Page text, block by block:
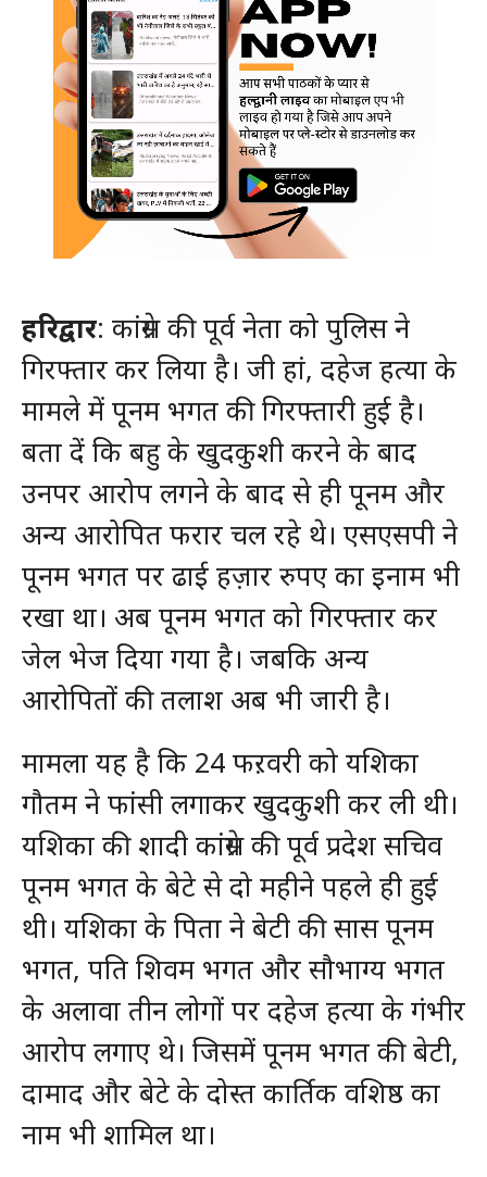
हरिद्वार: कांग्रेस की पूर्व नेता को पुलिस ने
गिरफ्तार कर लिया है। जी हां, दहेज हत्या के
मामले में पूनम भगत की गिरफ्तारी हुई है।
बता दें कि बहु के खुदकुशी करने के बाद
उनपर आरोप लगने के बाद से ही पूनम और
अन्य आरोपित फरार चल रहे थे। एसएसपी ने
पूनम भगत पर ढाई हज़ार रुपए का इनाम भी
रखा था। अब पूनम भगत को गिरफ्तार कर
जेल भेज दिया गया है। जबकि अन्य
आरोपितों की तलाश अब भी जारी है।
मामला यह है कि 24 फऱवरी को यशिका
गौतम ने फांसी लगाकर खुदकुशी कर ली थी।
यशिका की शादी कांग्रेस की पूर्व प्रदेश सचिव
पूनम भगत के बेटे से दो महीने पहले ही हुई
थी। यशिका के पिता ने बेटी की सास पूनम
भगत, पति शिवम भगत और सौभाग्य भगत
के अलावा तीन लोगों पर दहेज हत्या के गंभीर
आरोप लगाए थे। जिसमें पूनम भगत की बेटी,
दामाद और बेटे के दोस्त कार्तिक वशिष्ठ का
नाम भी शामिल था।